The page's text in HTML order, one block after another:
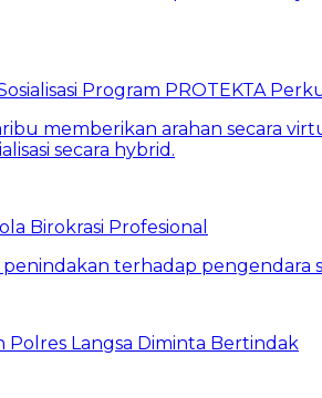
Program PROTEKTA
Birokrasi Profesional
Polres Langsa Diminta Bertindak